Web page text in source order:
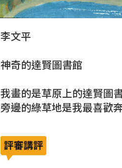
李文平
神奇的達賢圖書館
我畫的是草原上的達賢圖
旁邊的綠草地是我最喜歡